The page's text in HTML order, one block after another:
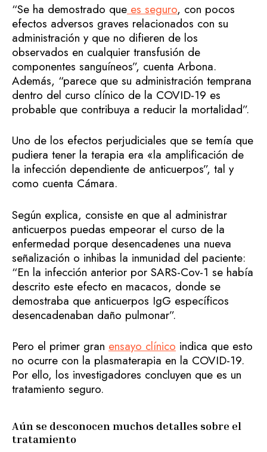
“Se ha demostrado que es seguro, con pocos
efectos adversos graves relacionados con su
administración y que no difieren de los
observados en cualquier transfusión de
componentes sanguíneos”, cuenta Arbona.
Además, “parece que su administración temprana
dentro del curso clínico de la COVID-19 es
probable que contribuya a reducir la mortalidad”.
Uno de los efectos perjudiciales que se temía que
pudiera tener la terapia era «la amplificación de
la infección dependiente de anticuerpos”, tal y
como cuenta Cámara.
Según explica, consiste en que al administrar
anticuerpos puedas empeorar el curso de la
enfermedad porque desencadenes una nueva
señalización o inhibas la inmunidad del paciente:
“En la infección anterior por SARS-Cov-1 se había
descrito este efecto en macacos, donde se
demostraba que anticuerpos IgG específicos
desencadenaban daño pulmonar”.
Pero el primer gran ensayo clínico indica que esto
no ocurre con la plasmaterapia en la COVID-19.
Por ello, los investigadores concluyen que es un
tratamiento seguro.
Aún se desconocen muchos detalles sobre el
tratamiento